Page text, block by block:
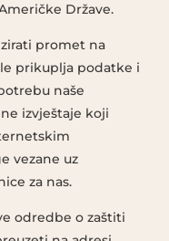
Države.
promet na
prikuplja podatke i
naše
izvještaje koji
vezane uz
za nas.
odredbe o zaštiti